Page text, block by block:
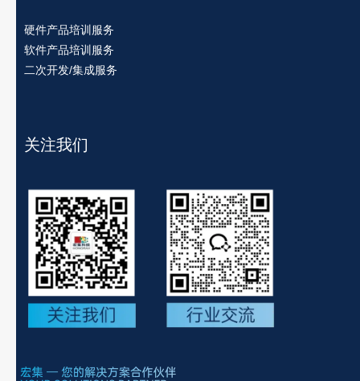
硬件产品培训服务
软件产品培训服务
二次开发/集成服务
关注我们